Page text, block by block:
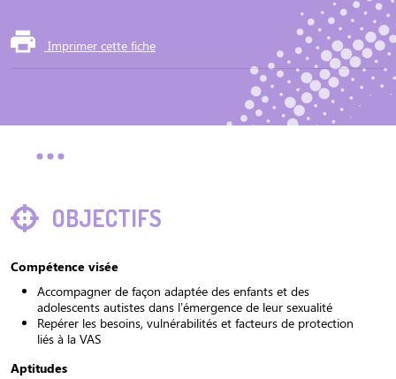
OBJECTIFS
Compétence visée
Accompagner de façon adaptée des enfants et des
adolescents autistes dans l’émergence de leur sexualité
Repérer les besoins, vulnérabilités et facteurs de protection
liés à la VAS
Aptitudes
Imprimer cette fiche